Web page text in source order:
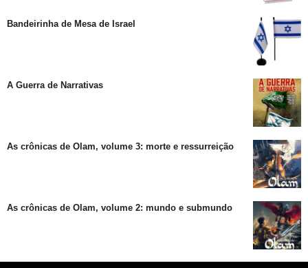
Bandeirinha de Mesa de Israel
A Guerra de Narrativas
As crônicas de Olam, volume 3: morte e ressurreição
As crônicas de Olam, volume 2: mundo e submundo